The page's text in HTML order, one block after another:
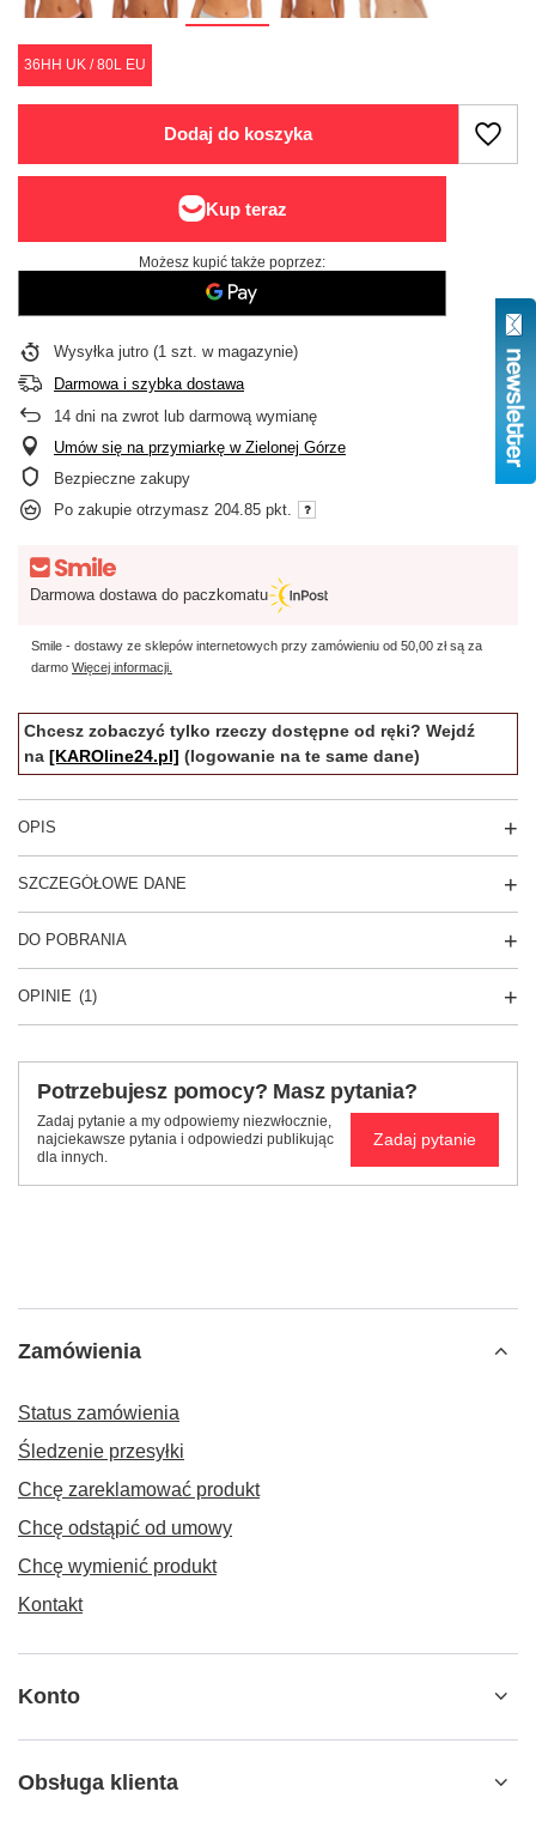
36HH UK / 80L EU
Dodaj do koszyka
Możesz kupić także poprzez:
Wysyłka jutro (1 szt. w magazynie)
Darmowa i szybka dostawa
14 dni na zwrot lub darmową wymianę
Umów się na przymiarkę w Zielonej Górze
Bezpieczne zakupy
Po zakupie otrzymasz 204.85 pkt.
Darmowa dostawa do paczkomatu
Smile - dostawy ze sklepów internetowych przy zamówieniu od 50,00 złsą za
darmo Więcej informacji.
Chcesz zobaczyć tylko rzeczy dostępne od ręki? Wejdź
na [KAROline24.pl] (logowanie na te same dane)
OPIS
SZCZEGÓŁOWE DANE
DO POBRANIA
OPINIE (1)
Potrzebujesz pomocy? Masz pytania?
Zadaj pytanie a my odpowiemy niezwłocznie,
najciekawsze pytania i odpowiedzi publikując
dla innych.
Zadaj pytanie
Zamówienia
Status zamówienia
Śledzenie przesyłki
Chcę zareklamować produkt
Chcę odstąpić od umowy
Chcę wymienić produkt
Kontakt
Konto
Obsługa klienta